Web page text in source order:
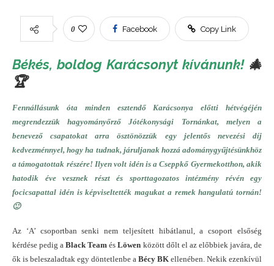
0 Facebook Copy Link
Békés, boldog Karácsonyt kívánunk! 🎄
🏆
Fennállásunk óta minden esztendő Karácsonya előtti hétvégéjén
megrendezzük hagyományőrző Jótékonysági Tornánkat, melyen a
benevező csapatokat arra ösztönözzük egy jelentős nevezési díj
kedvezménnyel, hogy ha tudnak, járuljanak hozzá adománygyűjtésünkhöz
a támogatottak részére! Ilyen volt idén is a Cseppkő Gyermekotthon, akik
hatodik éve vesznek részt és sporttagozatos intézmény révén egy
focicsapattal idén is képviseltették magukat a remek hangulatú tornán!
🙂
Az ‘A’ csoportban senki nem teljesített hibátlanul, a csoport elsőség
kérdése pedig aBlack Team ésLöwen között dőlt el az előbbiek javára, de
ők is beleszaladtak egy döntetlenbe a Bécy BK ellenében. Nekik ezenkívül